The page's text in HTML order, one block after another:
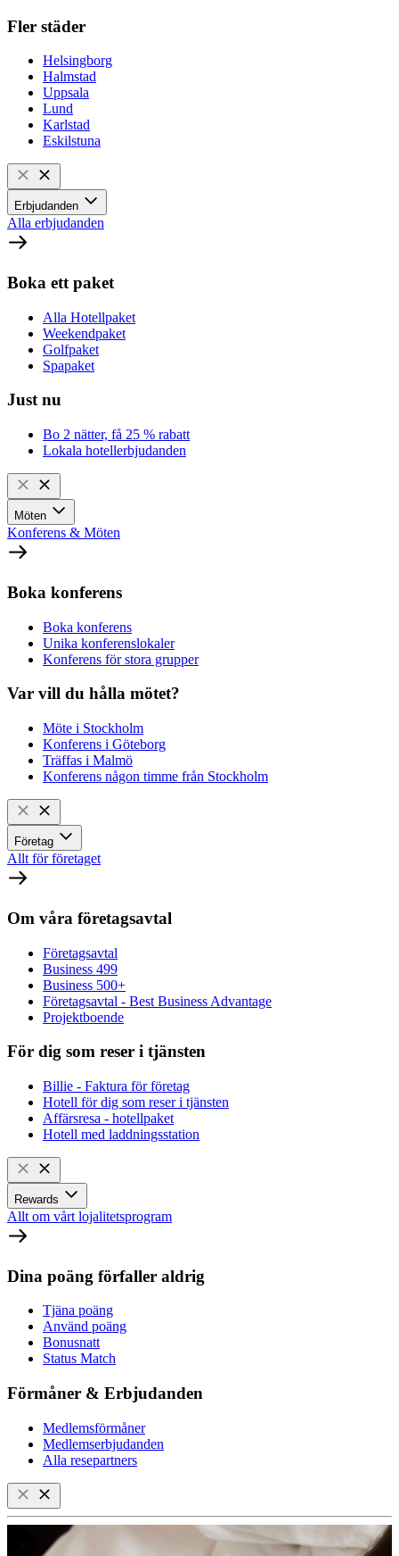
Fler städer
Helsingborg
Halmstad
Uppsala
Lund
Karlstad
Eskilstuna
Erbjudanden
Alla erbjudanden
Boka ett paket
Alla Hotellpaket
Weekendpaket
Golfpaket
Spapaket
Just nu
Bo 2 nätter, få 25 % rabatt
Lokala hotellerbjudanden
Möten
Konferens & Möten
Boka konferens
Boka konferens
Unika konferenslokaler
Konferens för stora grupper
Var vill du hålla mötet?
Möte i Stockholm
Konferens i Göteborg
Träffas i Malmö
Konferens någon timme från Stockholm
Företag
Allt för företaget
Om våra företagsavtal
Företagsavtal
Business 499
Business 500+
Företagsavtal - Best Business Advantage
Projektboende
För dig som reser i tjänsten
Billie - Faktura för företag
Hotell för dig som reser i tjänsten
Affärsresa - hotellpaket
Hotell med laddningsstation
Rewards
Allt om vårt lojalitetsprogram
Dina poäng förfaller aldrig
Tjäna poäng
Använd poäng
Bonusnatt
Status Match
Förmåner & Erbjudanden
Medlemsförmåner
Medlemserbjudanden
Alla resepartners